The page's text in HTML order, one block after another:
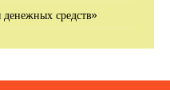
средств»